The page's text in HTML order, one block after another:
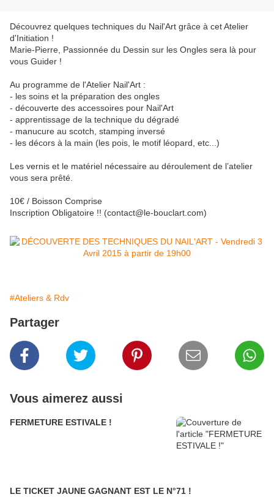
Découvrez quelques techniques du Nail'Art grâce à cet Atelier
d'Initiation !
Marie-Pierre, Passionnée du Dessin sur les Ongles sera là pour
vous Guider !
Au programme de l'Atelier Nail'Art :
- les soins et la préparation des ongles
- découverte des accessoires pour Nail'Art
- apprentissage de la technique du dégradé
- manucure au scotch, stamping inversé
- les décors à la main (les pois, le motif léopard, etc...)
Les vernis et le matériel nécessaire au déroulement de l’atelier
vous sera prêté.
10€ / Boisson Comprise
Inscription Obligatoire !! (contact@le-bouclart.com)
#Ateliers & Rdv
Partager
Vous aimerez aussi
FERMETURE ESTIVALE !
LE TICKET JAUNE GAGNANT EST LE N°71 !